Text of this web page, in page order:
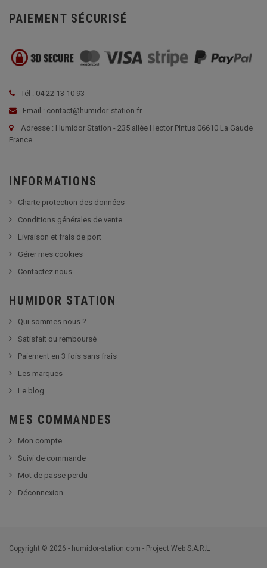
PAIEMENT SÉCURISÉ
Tél : 04 22 13 10 93
Email : contact@humidor-station.fr
Adresse : Humidor Station - 235 allée Hector Pintus 06610 La Gaude
France
INFORMATIONS
Charte protection des données
Conditions générales de vente
Livraison et frais de port
Gérer mes cookies
Contactez nous
HUMIDOR STATION
Qui sommes nous ?
Satisfait ou remboursé
Paiement en 3 fois sans frais
Les marques
Le blog
MES COMMANDES
Mon compte
Suivi de commande
Mot de passe perdu
Déconnexion
Copyright © 2026 - humidor-station.com - Project Web S.A.R.L